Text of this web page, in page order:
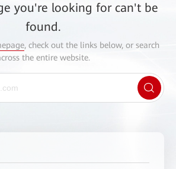
you're looking for can't be
found.
, check out the links below, or search
the entire website.